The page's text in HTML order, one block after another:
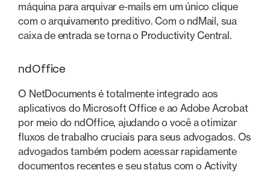
máquina para arquivar e-mails em um único clique
com o arquivamento preditivo. Com o ndMail, sua
caixa de entrada se torna o Productivity Central.
ndOffice
O NetDocuments é totalmente integrado aos
aplicativos do Microsoft Office e ao Adobe Acrobat
por meio do ndOffice, ajudando o você a otimizar
fluxos de trabalho cruciais para seus advogados. Os
advogados também podem acessar rapidamente
documentos recentes e seu status com o Activity